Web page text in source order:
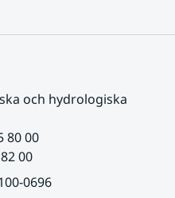
och hydrologiska
80 00
00
0696